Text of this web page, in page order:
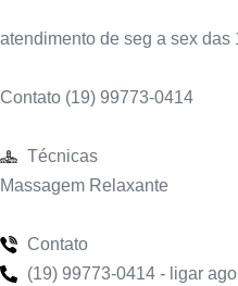
atendimento de seg a sex
Contato (19) 99773-0414
Técnicas
Massagem Relaxante
Contato
(19) 99773-0414 - ligar